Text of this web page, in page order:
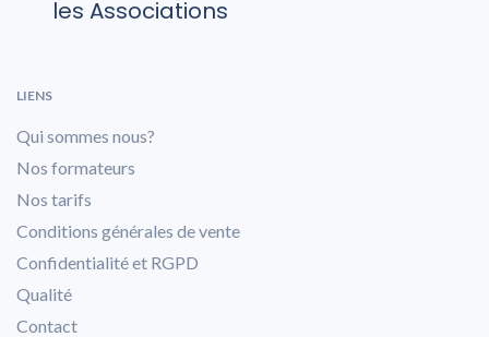
les Associations
LIENS
Qui sommes nous?
Nos formateurs
Nos tarifs
Conditions générales de vente
Confidentialité et RGPD
Qualité
Contact